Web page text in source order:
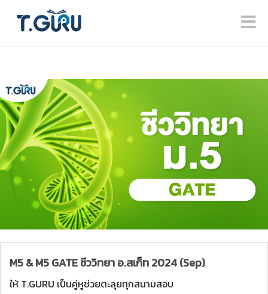
M5 & M5 GATE ชีววิทยา อ.สเก็ท 2024 (Sep)
ให้ T.GURU เป็นคู่หูช่วยตะลุยทุกสนามสอบ